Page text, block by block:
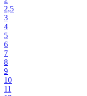
2,5
3
4
5
6
7
8
9
10
11